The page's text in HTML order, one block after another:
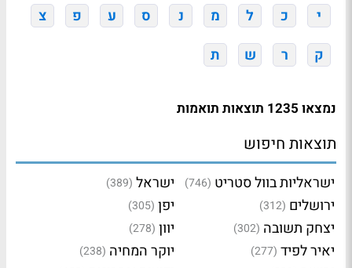
י
כ ל מ נ ס ע פ
צ
ק
ר ש ת
נמצאו 1235 תוצאות תואמות
תוצאות חיפוש
ישראליות בוול סטריט (746) ישראל (389)
ירושלים (312) יפן (305)
יצחק תשובה (302) יוון (278)
יאיר לפיד (277) יוקר המחיה (238)